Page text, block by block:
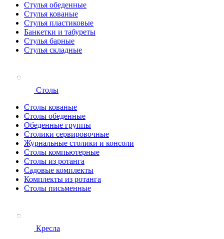
Стулья обеденные
Стулья кованые
Стулья пластиковые
Банкетки и табуреты
Стулья барные
Стулья складные
Столы
Столы кованые
Столы обеденные
Обеденные группы
Столики сервировочные
Журнальные столики и консоли
Столы компьютерные
Столы из ротанга
Садовые комплекты
Комплекты из ротанга
Столы письменные
Кресла